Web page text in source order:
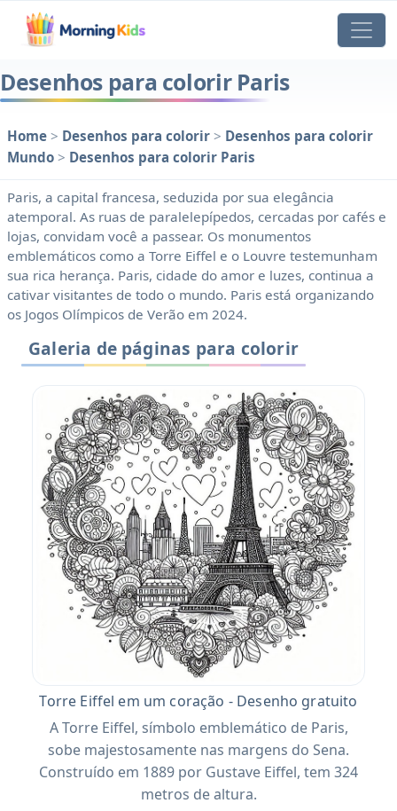
Desenhos para colorir Paris
Home > Desenhos para colorir > Desenhos para colorir
Mundo > Desenhos para colorir Paris
Paris, a capital francesa, seduzida por sua elegância
atemporal. As ruas de paralelepípedos, cercadas por cafés e
lojas, convidam você a passear. Os monumentos
emblemáticos como a Torre Eiffel e o Louvre testemunham
sua rica herança. Paris, cidade do amor e luzes, continua a
cativar visitantes de todo o mundo. Paris está organizando
os Jogos Olímpicos de Verão em 2024.
Galeria de páginas para colorir
Torre Eiffel em um coração - Desenho gratuito
A Torre Eiffel, símbolo emblemático de Paris,
sobe majestosamente nas margens do Sena.
Construído em 1889 por Gustave Eiffel, tem 324
metros de altura.